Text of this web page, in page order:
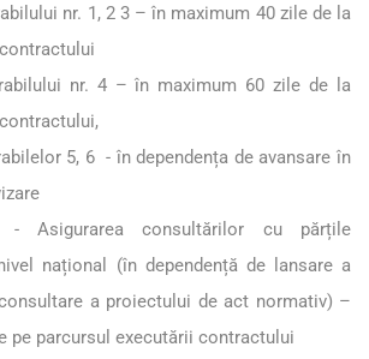
nr. 1, 2 3 – în maximum 40 zile de la
nr. 4 – în maximum 60 zile de la
5, 6 - în dependența de avansare în
- Asigurarea consultărilor cu părțile
național (în dependență de lansare a
a proiectului de act normativ) –
pe parcursul executării contractului